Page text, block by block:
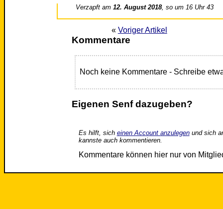
Verzapft am12. August 2018, so um 16 Uhr 43
« Voriger Artikel
Kommentare
Noch keine Kommentare - Schreibe
Eigenen Senf dazugeben?
Es hilft, sich einen Account anzulegenund sich
kannste auch kommentieren.
Kommentare können hier nur von